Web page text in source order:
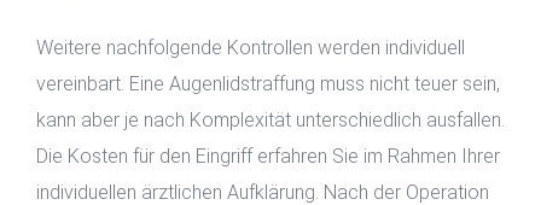
Weitere nachfolgende Kontrollen werden individuell
vereinbart. Eine Augenlidstraffung muss nicht teuer sein,
kann aber je nach Komplexität unterschiedlich ausfallen.
Die Kosten für den Eingriff erfahren Sie im Rahmen Ihrer
individuellen ärztlichen Aufklärung. Nach der Operation